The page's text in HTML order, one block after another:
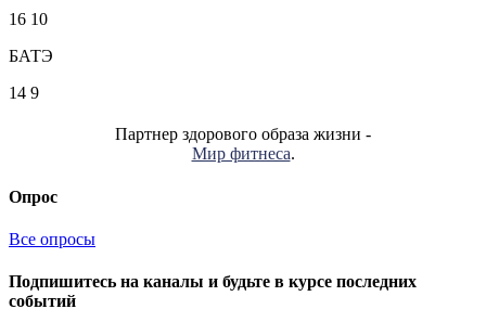
16 10
БАТЭ
14 9
Партнер здорового образа жизни -
Мир фитнеса.
Опрос
Все опросы
Подпишитесь на каналы и будьте в курсе последних
событий